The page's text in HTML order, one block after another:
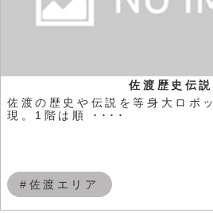
佐渡歴史伝説
佐渡の歴史や伝説を等身大ロボ
現。1階は順 ････
#佐渡エリア